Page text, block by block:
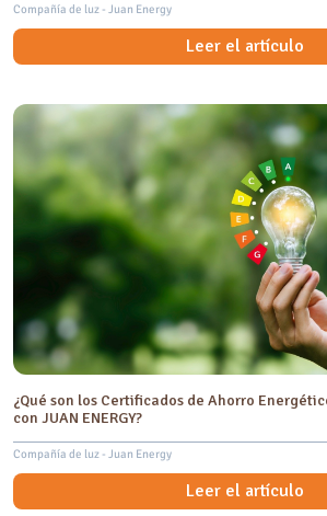
Compañía de luz - Juan Energy
Leer el artículo
¿Qué son los Certificados de Ahorro
con JUAN ENERGY?
Compañía de luz - Juan Energy
Leer el artículo